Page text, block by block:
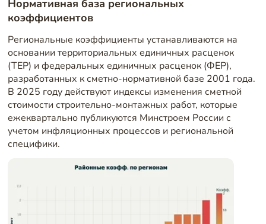
Нормативная база региональных
коэффициентов
Региональные коэффициенты устанавливаются на
основании территориальных единичных расценок
(ТЕР) и федеральных единичных расценок (ФЕР),
разработанных к сметно-нормативной базе 2001 года.
В 2025 году действуют индексы изменения сметной
стоимости строительно-монтажных работ, которые
ежеквартально публикуются Минстроем России с
учетом инфляционных процессов и региональной
специфики.